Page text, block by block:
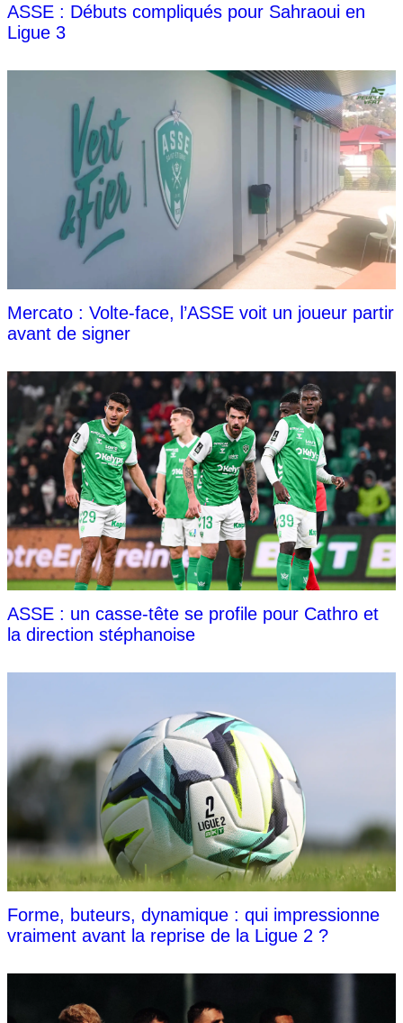
ASSE : Débuts compliqués pour Sahraoui en
Ligue 3
Mercato : Volte-face, l’ASSE voit un joueur partir
avant de signer
ASSE : un casse-tête se profile pour Cathro et
la direction stéphanoise
Forme, buteurs, dynamique : qui impressionne
vraiment avant la reprise de la Ligue 2 ?